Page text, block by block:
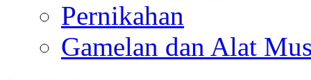
Pernikahan
Gamelan dan Alat